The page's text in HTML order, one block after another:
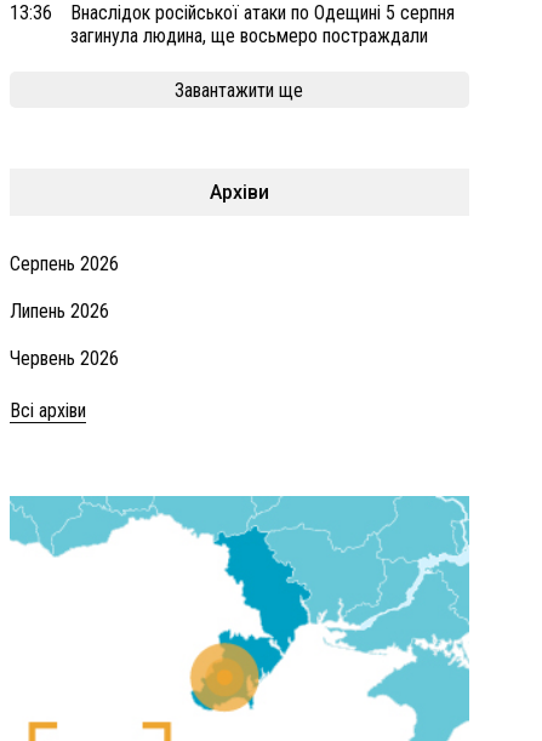
13:36
Внаслідок російської атаки по Одещині 5 серпня
загинула людина, ще восьмеро постраждали
Завантажити ще
Архіви
Серпень 2026
Липень 2026
Червень 2026
Всі архіви